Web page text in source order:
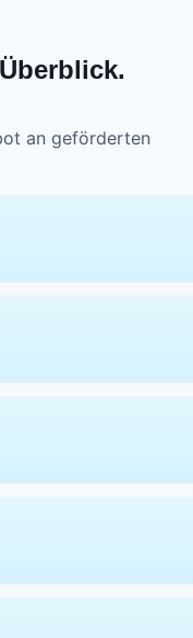
an geförderten